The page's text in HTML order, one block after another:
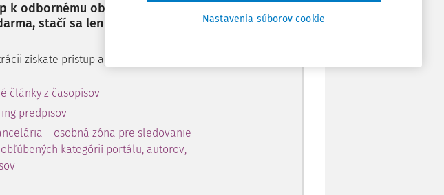
k odbornému obsahu a získajte prístup na 10
stačí sa len zaregistrovať.
získate prístup aj k vybranému obsahu:
články z časopisov
predpisov
– osobná zóna pre sledovanie
kategórií portálu, autorov,
Nastavenia súborov cookie